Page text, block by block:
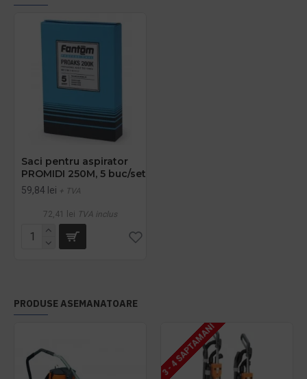
Saci pentru aspirator
PROMIDI 250M, 5 buc/set
59,84 lei + TVA
72,41 lei TVA inclus
PRODUSE ASEMANATOARE
3 - 4 SAPTAMANI